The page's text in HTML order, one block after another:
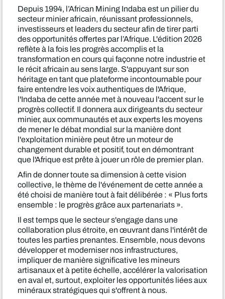
Depuis 1994, l’African Mining Indaba est un pilier du
secteur minier africain, réunissant professionnels,
investisseurs et leaders du secteur afin de tirer parti
des opportunités offertes par l’Afrique. L'édition 2026
reflète à la fois les progrès accomplis et la
transformation en cours qui façonne notre industrie et
le récit africain au sens large. S'appuyant sur son
héritage en tant que plateforme incontournable pour
faire entendre les voix authentiques de l'Afrique,
l'Indaba de cette année met à nouveau l'accent sur le
progrès collectif. Il donnera aux dirigeants du secteur
minier, aux communautés et aux experts les moyens
de mener le débat mondial sur la manière dont
l'exploitation minière peut être un moteur de
changement durable et positif, tout en démontrant
que l'Afrique est prête à jouer un rôle de premier plan.
Afin de donner toute sa dimension à cette vision
collective, le thème de l'événement de cette année a
été choisi de manière tout à fait délibérée : « Plus forts
ensemble : le progrès grâce aux partenariats ».
Il est temps que le secteur s'engage dans une
collaboration plus étroite, en œuvrant dans l'intérêt de
toutes les parties prenantes. Ensemble, nous devons
développer et moderniser nos infrastructures,
impliquer de manière significative les mineurs
artisanaux et à petite échelle, accélérer la valorisation
en aval et, surtout, exploiter les opportunités liées aux
minéraux stratégiques qui s'offrent à nous.